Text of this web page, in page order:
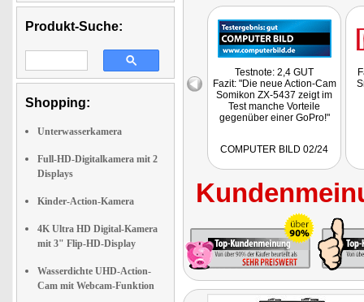
Produkt-Suche:
Shopping:
Unterwasserkamera
Full-HD-Digitalkamera mit 2
Displays
Kinder-Action-Kamera
4K Ultra HD Digital-Kamera
mit 3" Flip-HD-Display
Wasserdichte UHD-Action-
Cam mit Webcam-Funktion
Testnote: 2,4 GUT
Fazit: "Die neue Action-Cam
Somikon ZX-5437 zeigt im
Test manche Vorteile
gegenüber einer GoPro!"
COMPUTER BILD 02/24